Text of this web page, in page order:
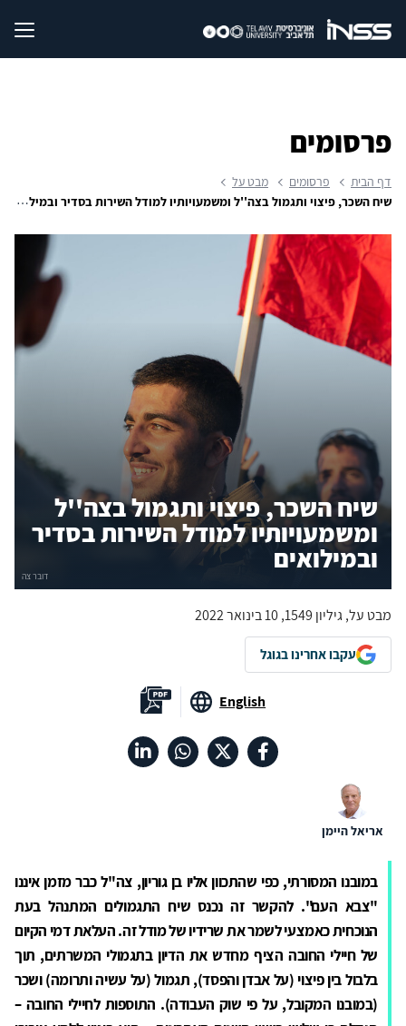
פרסומים
דף הבית פרסומים
מבט על
שיח השכר, פיצוי ותגמול בצה''ל ומשמעויותיו למודל השירות בסדיר ובמילואים
שיח השכר, פיצוי ותגמול בצה''ל
ומשמעויותיו למודל השירות בסדיר
ובמילואים
מבט על, גיליון 1549, 10 בינואר 2022
עקבו אחרינו בגוגל
English
אריאל היימן
במובנו המסורתי, כפי שהתכוון אליו בן גוריון, צה"ל כבר מזמן איננו
"צבא העם". להקשר זה נכנס שיח התגמולים המתנהל בעת
הנוכחית כאמצעי לשמר את שרידיו של מודל זה. העלאת דמי הקיום
של חיילי החובה הציף מחדש את הדיון בתגמולי המשרתים, תוך
בלבול בין פיצוי (על אבדן והפסד), תגמול (על עשיה ותרומה) ושכר
(במובנו המקובל, על פי שוק העבודה). התוספות לחיילי החובה –